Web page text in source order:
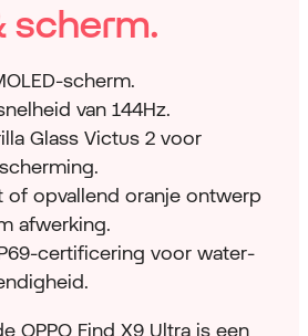
scherm.
scherm.
van 144Hz.
Glass Victus 2 voor
of opvallend oranje ontwerp
afwerking.
certificering voor water-
OPPO Find X9 Ultra is een